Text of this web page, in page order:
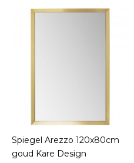
Spiegel Arezzo 120x80cm
goud Kare Design